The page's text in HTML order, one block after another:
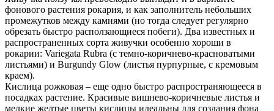
фонового растения рокария, и как заполнитель небольших
промежутков между камнями (но тогда следует регулярно
обрезать быстро расползающиеся побеги). Два известных и
распространенных сорта живучки особенно хороши в
рокарии: Variegata Rubra (с темно-коричнево-красноватыми
листьями) и Burgundy Glow (листья пурпурные, с кремовым
краем).
Кислица рожковая – еще одно быстро распространяющееся в
посадках растение. Красивые вишнево-коричневые листья и
мелкие желтые цветы кислицы идеальны для создания фона